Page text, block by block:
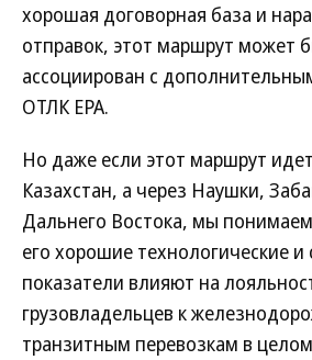
хорошая договорная база и
отправок, этот маршрут может
ассоциирован с
ОТЛК ЕРА.
Но даже если этот маршрут
Казахстан, а через Наушки,
Дальнего Востока, мы
его хорошие технологические и
показатели влияют на
грузовладельцев к
транзитным перевозкам в